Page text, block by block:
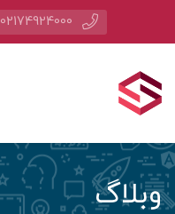
02174924000
وبلاگ